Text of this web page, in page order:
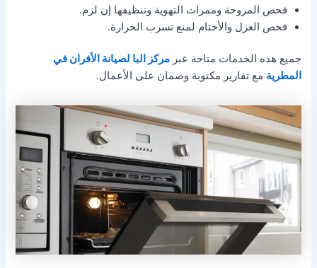
فحص المروحة وممرات التهوية وتنظيفها إن لزم.
فحص العزل والأختام لمنع تسرب الحرارة.
جميع هذه الخدمات متاحة عبرمركز البا لصيانة الأفران في
المطرية مع تقارير مكتوبة وضمان على الأعمال.